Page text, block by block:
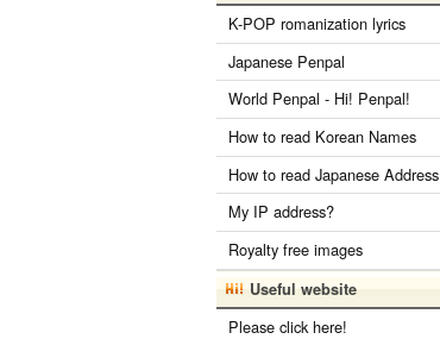
K-POP romanization lyrics
Japanese Penpal
World Penpal - Hi! Penpal!
How to read Korean Names
How to read Japanese Address
My IP address?
Royalty free images
Useful website
Please click here!